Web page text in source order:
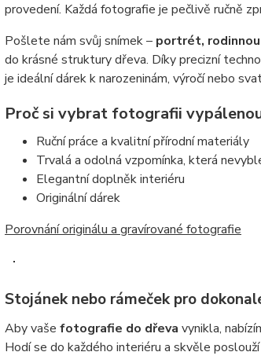
provedení. Každá fotografie je pečlivě ručně
Pošlete nám svůj snímek – portrét,
do krásné struktury dřeva. Díky precizní
je ideální dárek k narozeninám, výročí nebo
Proč si vybrat fotografii
Ruční práce a kvalitní přírodní materiály
Trvalá a odolná vzpomínka, která
Elegantní doplněk interiéru
Originální dárek
Porovnání originálu a gravírované fotografie
Stojánek nebo rámeček pro
Aby vaše fotografie do dřeva vynikla,
Hodí se do každého interiéru a skvěle